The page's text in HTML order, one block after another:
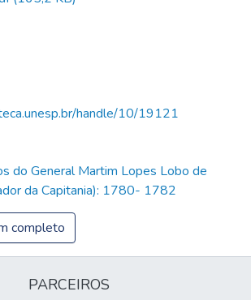
handle/10/19121
do General Martim Lopes Lobo de
da Capitania): 1780- 1782
completo
PARCEIROS